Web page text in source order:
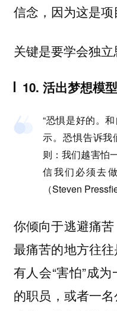
信念，因为这是项
关键是要学会独立
10. 活出梦想模型
“恐惧是好的。
示。恐惧告诉我
则：我们越害怕
信我们必须去
（Steven
你倾向于逃避痛
最痛苦的地方往
有人会“害怕”成
的职员，或者一